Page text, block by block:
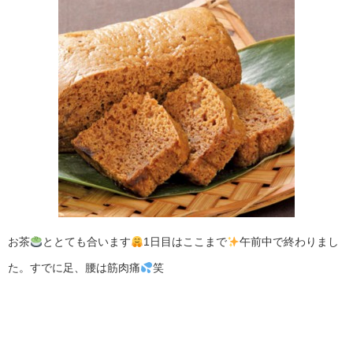
お茶 ととても合います 1日目はここまで 午前中で終わりまし
た。すでに足、腰は筋肉痛 笑